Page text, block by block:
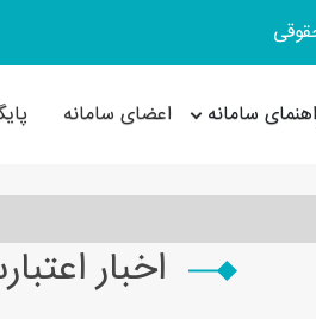
سامانه اعضای سامانه
اخبار